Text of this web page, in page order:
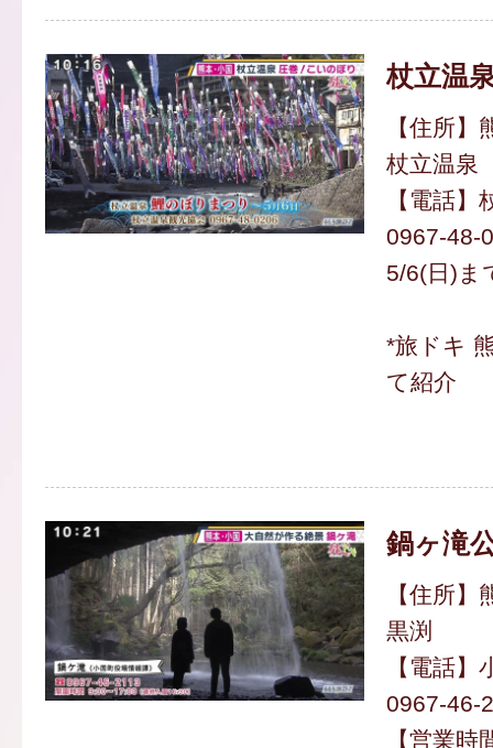
杖立温
【住所
杖立温泉
【電話
0967-48-
5/6(日)ま
*旅ドキ
て紹介
鍋ヶ滝
【住所
黒渕
【電話
0967-46-
【営業